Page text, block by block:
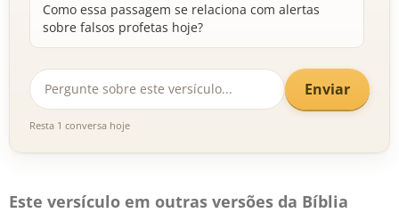
Como essa passagem se relaciona com alertas
sobre falsos profetas hoje?
Enviar
Resta 1 conversa hoje
Este versículo em outras versões da Bíblia